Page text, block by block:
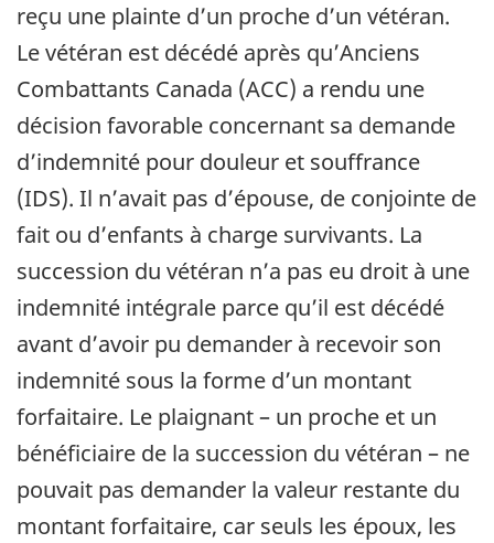
reçu une plainte d’un proche d’un vétéran.
Le vétéran est décédé après qu’Anciens
Combattants Canada (ACC) a rendu une
décision favorable concernant sa demande
d’indemnité pour douleur et souffrance
(IDS). Il n’avait pas d’épouse, de conjointe de
fait ou d’enfants à charge survivants. La
succession du vétéran n’a pas eu droit à une
indemnité intégrale parce qu’il est décédé
avant d’avoir pu demander à recevoir son
indemnité sous la forme d’un montant
forfaitaire. Le plaignant – un proche et un
bénéficiaire de la succession du vétéran – ne
pouvait pas demander la valeur restante du
montant forfaitaire, car seuls les époux, les